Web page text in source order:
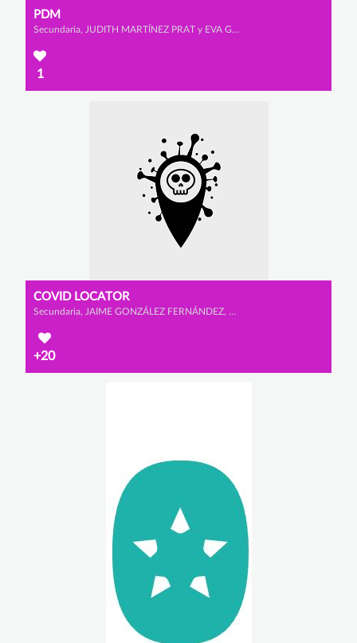
PDM
Secundaria, JUDITH MARTÍNEZ PRAT y EVA GÓMEZ DE LA POLA
1
COVID LOCATOR
Secundaria, JAIME GONZÁLEZ FERNÁNDEZ, YAGO GONZÁLEZ GONZÁLEZ y ALEJANDRO BARÓN YE
+20